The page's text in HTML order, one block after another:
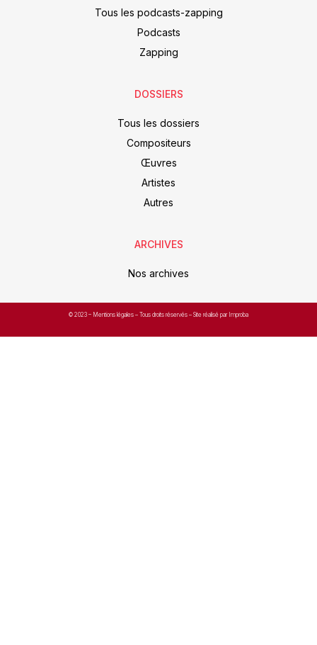
Tous les podcasts-zapping
Podcasts
Zapping
DOSSIERS
Tous les dossiers
Compositeurs
Œuvres
Artistes
Autres
ARCHIVES
Nos archives
© 2023 – Mentions légales – Tous droits réservés – Site réalisé par Improba